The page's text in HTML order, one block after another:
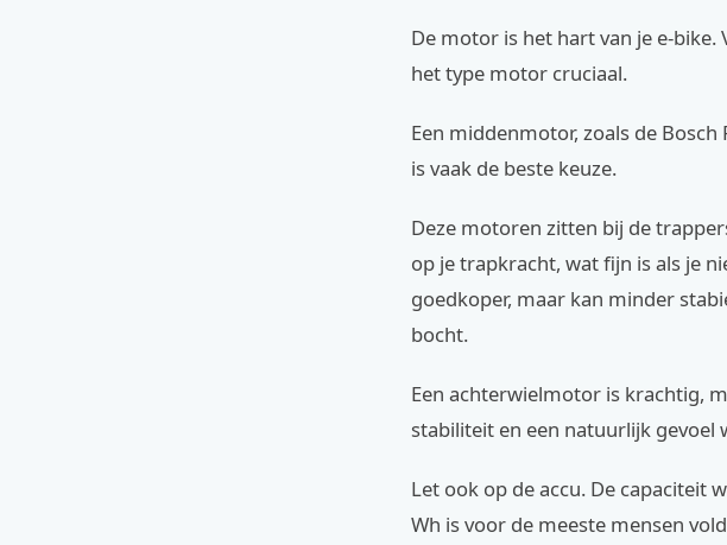
De motor is het hart van je e-
het type motor cruciaal.
Een middenmotor, zoals de Bosch
is vaak de beste keuze.
Deze motoren zitten bij de
op je trapkracht, wat fijn is als je
goedkoper, maar kan minder
bocht.
Een achterwielmotor is krachtig,
stabiliteit en een natuurlijk
Let ook op de accu. De capaciteit
Wh is voor de meeste mensen